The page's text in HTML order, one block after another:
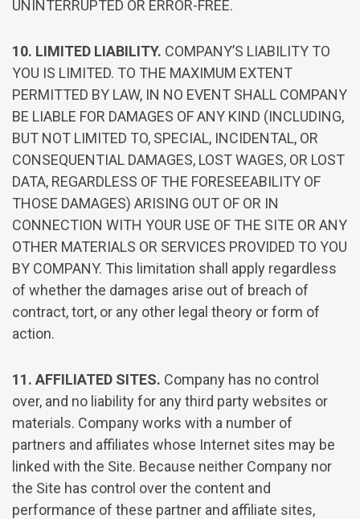
UNINTERRUPTED OR ERROR-FREE.
10. LIMITED LIABILITY. COMPANY’S LIABILITY TO
YOU IS LIMITED. TO THE MAXIMUM EXTENT
PERMITTED BY LAW, IN NO EVENT SHALL COMPANY
BE LIABLE FOR DAMAGES OF ANY KIND (INCLUDING,
BUT NOT LIMITED TO, SPECIAL, INCIDENTAL, OR
CONSEQUENTIAL DAMAGES, LOST WAGES, OR LOST
DATA, REGARDLESS OF THE FORESEEABILITY OF
THOSE DAMAGES) ARISING OUT OF OR IN
CONNECTION WITH YOUR USE OF THE SITE OR ANY
OTHER MATERIALS OR SERVICES PROVIDED TO YOU
BY COMPANY. This limitation shall apply regardless
of whether the damages arise out of breach of
contract, tort, or any other legal theory or form of
action.
11. AFFILIATED SITES. Company has no control
over, and no liability for any third party websites or
materials. Company works with a number of
partners and affiliates whose Internet sites may be
linked with the Site. Because neither Company nor
the Site has control over the content and
performance of these partner and affiliate sites,